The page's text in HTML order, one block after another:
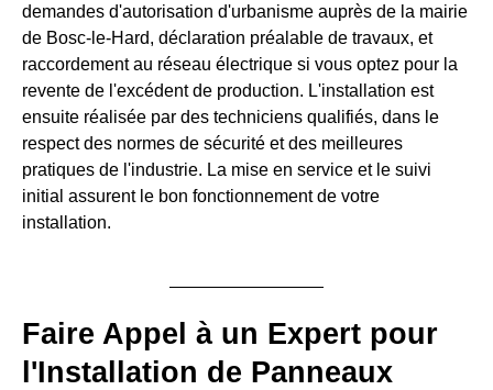
demandes d'autorisation d'urbanisme auprès de la mairie
de Bosc-le-Hard, déclaration préalable de travaux, et
raccordement au réseau électrique si vous optez pour la
revente de l'excédent de production. L'installation est
ensuite réalisée par des techniciens qualifiés, dans le
respect des normes de sécurité et des meilleures
pratiques de l'industrie. La mise en service et le suivi
initial assurent le bon fonctionnement de votre
installation.
Faire Appel à un Expert pour
l'Installation de Panneaux